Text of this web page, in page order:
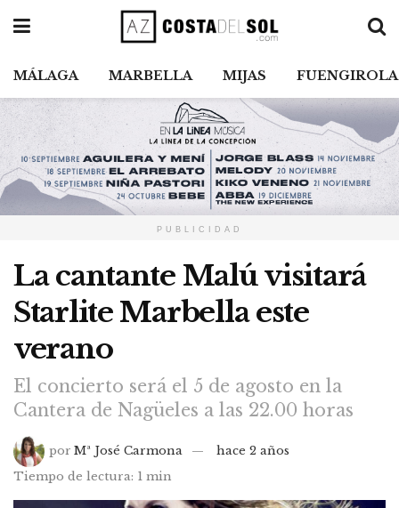
MÁLAGA MARBELLA MIJAS FUENGIROLA
PUBLICIDAD
La cantante Malú visitará
Starlite Marbella este
verano
El concierto será el 5 de agosto en la
Cantera de Nagüeles a las 22.00 horas
por Mª José Carmona
hace 2 años
Tiempo de lectura: 1 min